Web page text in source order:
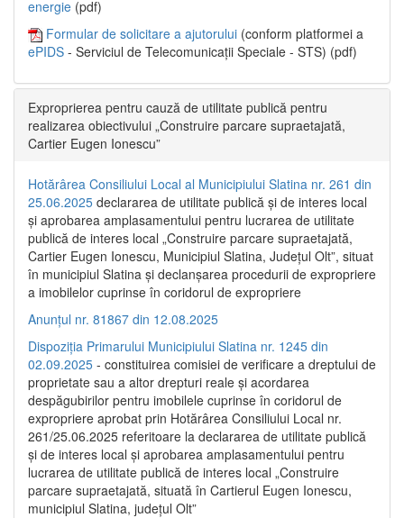
energie (pdf)
Formular de solicitare a ajutorului (conform platformei a
ePIDS - Serviciul de Telecomunicații Speciale - STS) (pdf)
Exproprierea pentru cauză de utilitate publică pentru
realizarea obiectivului „Construire parcare supraetajată,
Cartier Eugen Ionescu”
Hotărârea Consiliului Local al Municipiului Slatina nr. 261 din
25.06.2025 declararea de utilitate publică și de interes local
și aprobarea amplasamentului pentru lucrarea de utilitate
publică de interes local „Construire parcare supraetajată,
Cartier Eugen Ionescu, Municipiul Slatina, Județul Olt”, situat
în municipiul Slatina și declanșarea procedurii de expropriere
a imobilelor cuprinse în coridorul de expropriere
Anunțul nr. 81867 din 12.08.2025
Dispoziția Primarului Municipiului Slatina nr. 1245 din
02.09.2025 - constituirea comisiei de verificare a dreptului de
proprietate sau a altor drepturi reale și acordarea
despăgubirilor pentru imobilele cuprinse în coridorul de
expropriere aprobat prin Hotărârea Consiliului Local nr.
261/25.06.2025 referitoare la declararea de utilitate publică
și de interes local și aprobarea amplasamentului pentru
lucrarea de utilitate publică de interes local „Construire
parcare supraetajată, situată în Cartierul Eugen Ionescu,
municipiul Slatina, județul Olt”